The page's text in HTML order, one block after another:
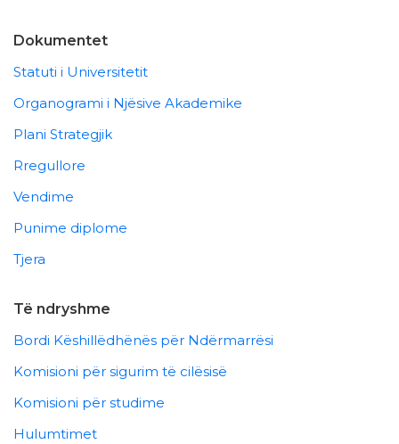
Dokumentet
Statuti i Universitetit
Organogrami i Njësive Akademike
Plani Strategjik
Rregullore
Vendime
Punime diplome
Tjera
Të ndryshme
Bordi Këshillëdhënës për Ndërmarrësi
Komisioni për sigurim të cilësisë
Komisioni për studime
Hulumtimet